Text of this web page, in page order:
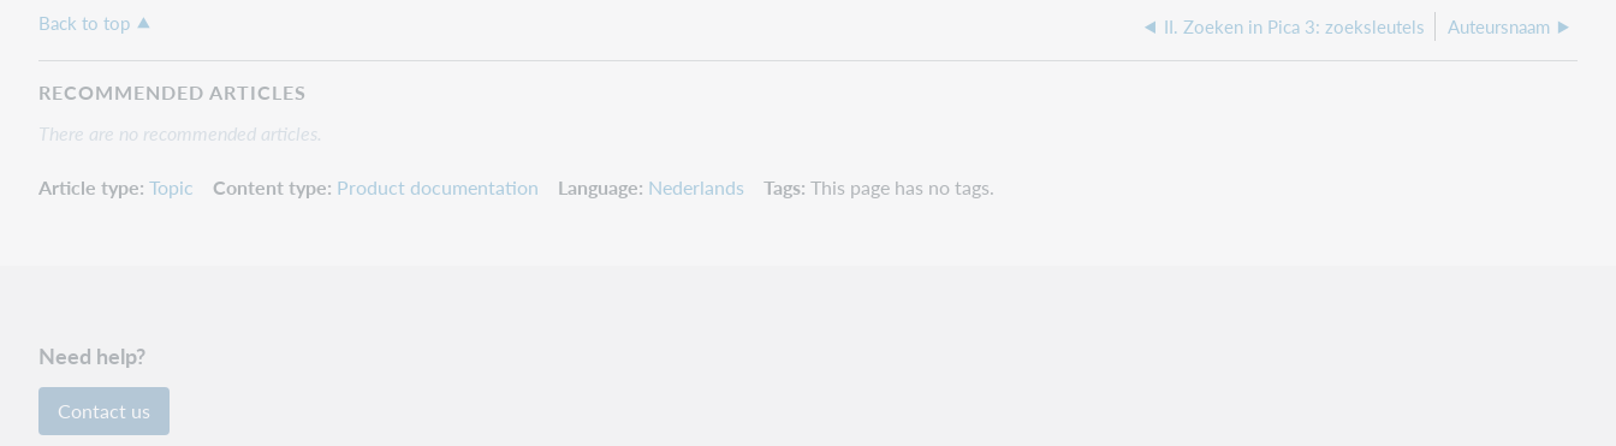
Back to top II. Zoeken in Pica 3: zoeksleutels Auteursnaam
RECOMMENDED ARTICLES
There are no recommended articles.
Article type Topic Content type Product documentation Language Nederlands Tags This page has no tags.
Need help?
Contact us